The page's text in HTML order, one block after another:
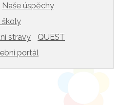
Naše úspěchy
školy
stravy
QUEST
portál